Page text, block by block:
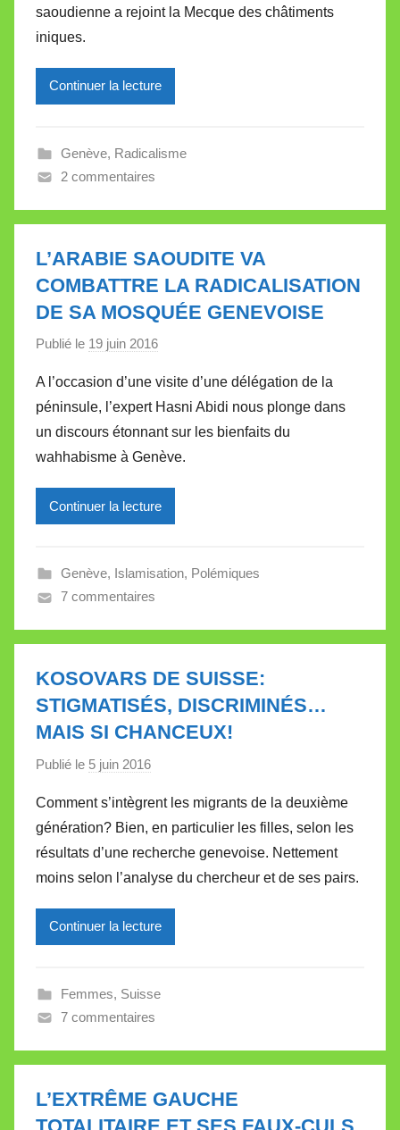
i
e
V
l
e
saoudienne a rejoint la Mecque des châtiments
iniques.
Continuer la lecture
Genève, Radicalisme
2 commentaires
L’ARABIE SAOUDITE VA
COMBATTRE LA RADICALISATION
DE SA MOSQUÉE GENEVOISE
Publié le 19 juin 2016
r
M
i
r
i
l
e
l
l
t
t
A l’occasion d’une visite d’une délégation de la
péninsule, l’expert Hasni Abidi nous plonge dans
un discours étonnant sur les bienfaits du
wahhabisme à Genève.
Continuer la lecture
Genève, Islamisation, Polémiques
7 commentaires
KOSOVARS DE SUISSE:
STIGMATISÉS, DISCRIMINÉS…
MAIS SI CHANCEUX!
Publié le 5 juin 2016
r
M
i
r
i
l
e
V
l
Comment s’intègrent les migrants de la deuxième
génération? Bien, en particulier les filles, selon les
résultats d’une recherche genevoise. Nettement
moins selon l’analyse du chercheur et de ses pairs.
Continuer la lecture
Femmes, Suisse
7 commentaires
L’EXTRÊME GAUCHE
TOTALITAIRE ET SES FAUX-CULS